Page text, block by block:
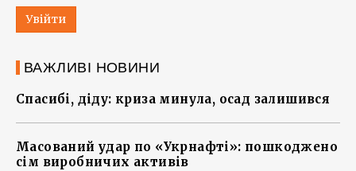
Увійти
ВАЖЛИВІ НОВИНИ
Спасибі, діду: криза минула, осад залишився
Масований удар по «Укрнафті»: пошкоджено
сім виробничих активів